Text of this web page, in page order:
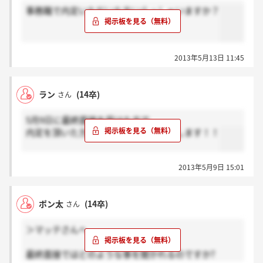
事務職で内定いただいた方いらっしゃいますか？
2013年5月13日 11:45
ラン さん (14卒)
5月9日に最終面接を受けた方で
内定を頂いた方いたら書き込みお願いします！！
2013年5月9日 15:01
ポン太 さん (14卒)
＞マッテさんへ
最終面接ではどのような事を聞かれるのですか?